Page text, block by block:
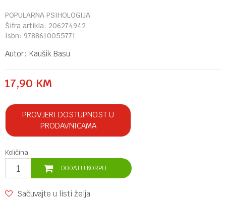
POPULARNA PSIHOLOGIJA
Šifra artikla: 206274942
Isbn: 9788610055771
Autor: Kaušik Basu
17,90 KM
PROVJERI DOSTUPNOST U
PRODAVNICAMA
Količina:
DODAJ U KORPU
Sačuvajte u listi želja